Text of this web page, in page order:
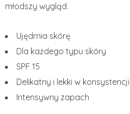
młodszy wygląd.
Ujędrnia skórę
Dla każdego typu skóry
SPF 15
Delikatny i lekki w konsystencji
Intensywny zapach